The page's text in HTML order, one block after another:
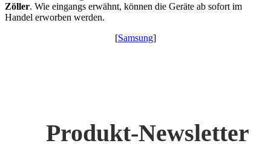
Zöller. Wie eingangs erwähnt, können die Geräte ab sofort im
Handel erworben werden.
[Samsung]
Produkt-Newsletter